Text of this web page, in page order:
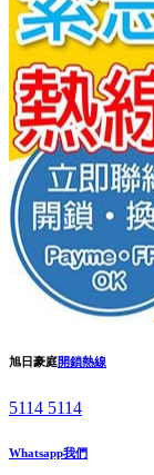
旭日豪庭開鎖熱線
5114 5114
Whatsapp我們